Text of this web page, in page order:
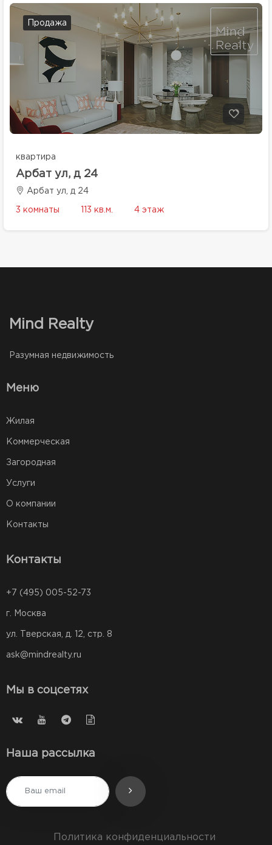
Продажа
квартира
Арбат ул, д 24
Арбат ул, д 24
3 комнаты 113 кв.м. 4 этаж
Mind Realty
Разумная недвижимость
Меню
Жилая
Коммерческая
Загородная
Услуги
О компании
Контакты
Контакты
+7 (495) 005-52-73
г. Москва
ул. Тверская, д. 12, стр. 8
ask@mindrealty.ru
Мы в соцсетях
Наша рассылка
Политика конфиденциальности